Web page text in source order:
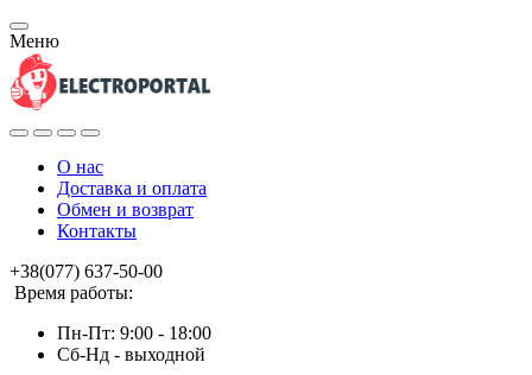
Меню
О нас
Доставка и оплата
Обмен и возврат
Контакты
+38(077) 637-50-00
Время работы:
Пн-Пт: 9:00 - 18:00
Сб-Нд - выходной